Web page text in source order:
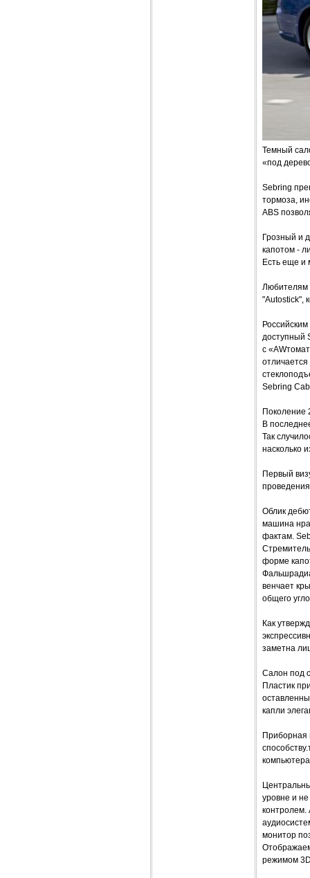
Темный
«под
Sebring
тормоза,
ABS
Грозный и
капотом -
Есть еще и
Любителям
"Autostick",
доступный
с
Sebring
Поколение
В
Так
насколько
Первый
Облик
машина
фактам.
форме
венчает
общего
Как
заметна
Салон под
Пластик
капли
Приборная
уровне и
контролем.
монитор
режимом